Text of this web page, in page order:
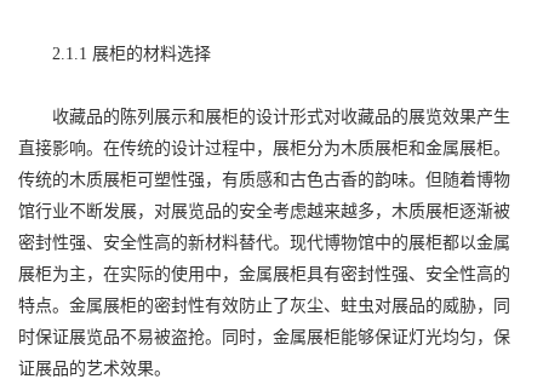
2.1.1 展柜的材料选择
收藏品的陈列展示和展柜的设计形式对收藏品的展览效果产生
直接影响。在传统的设计过程中，展柜分为木质展柜和金属展柜。
传统的木质展柜可塑性强，有质感和古色古香的韵味。但随着博物
馆行业不断发展，对展览品的安全考虑越来越多，木质展柜逐渐被
密封性强、安全性高的新材料替代。现代博物馆中的展柜都以金属
展柜为主，在实际的使用中，金属展柜具有密封性强、安全性高的
特点。金属展柜的密封性有效防止了灰尘、蛀虫对展品的威胁，同
时保证展览品不易被盗抢。同时，金属展柜能够保证灯光均匀，保
证展品的艺术效果。